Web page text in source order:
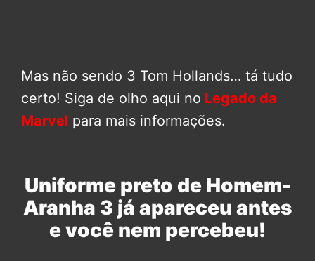
Mas não sendo 3 Tom Hollands… tá tudo
certo! Siga de olho aqui no Legado da
Marvel para mais informações.
Uniforme preto de Homem-
Aranha 3 já apareceu antes
e você nem percebeu!